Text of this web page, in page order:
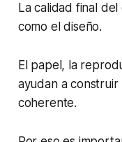
La calidad final
como el diseño.
El papel, la
ayudan a
coherente.